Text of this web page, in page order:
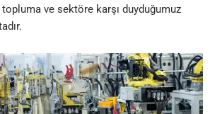
ve sektöre karşı duyduğumuz